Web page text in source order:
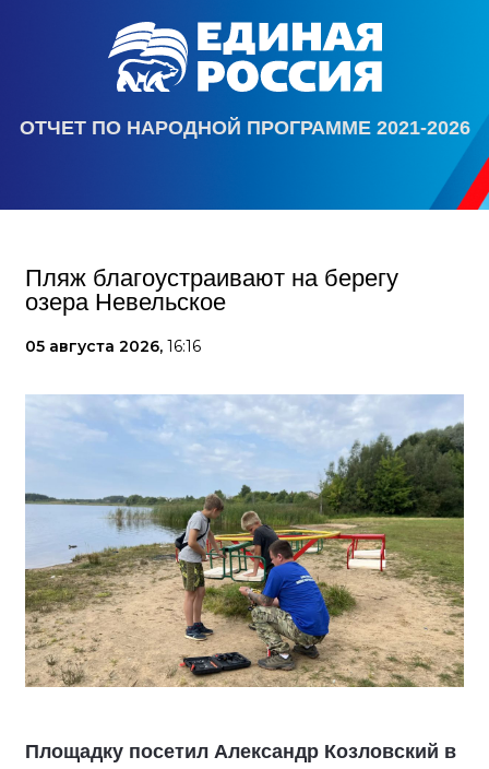
ОТЧЕТ ПО НАРОДНОЙ ПРОГРАММЕ 2021-2026
Пляж благоустраивают на берегу
озера Невельское
05 августа 2026, 16:16
Площадку посетил Александр Козловский в